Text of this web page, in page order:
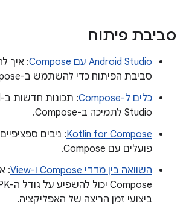
סביבת פיתוח
Android Studio עם Compose
: איך
סביבת הפיתוח כדי להשתמש ב-Compose.
כלים ל-Compose
Studio לתמיכה ב-Compose.
Kotlin for Compose
פועלים עם Compose.
השוואה בין מדדי Compose ו-View
:
ביצועי זמן הריצה של האפליקציה.